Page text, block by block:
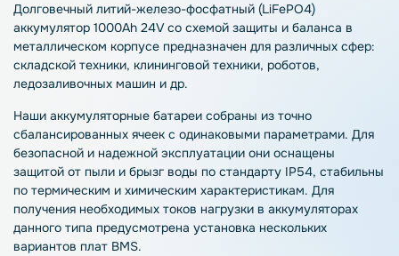
Долговечный литий-железо-фосфатный (LiFePO4)
аккумулятор 1000Ah 24V со схемой защиты и баланса в
металлическом корпусе предназначен для различных сфер:
складской техники, клининговой техники, роботов,
ледозаливочных машин и др.
Наши аккумуляторные батареи собраны из точно
сбалансированных ячеек с одинаковыми параметрами. Для
безопасной и надежной эксплуатации они оснащены
защитой от пыли и брызг воды по стандарту IP54, стабильны
по термическим и химическим характеристикам. Для
получения необходимых токов нагрузки в аккумуляторах
данного типа предусмотрена установка нескольких
вариантов плат BMS.